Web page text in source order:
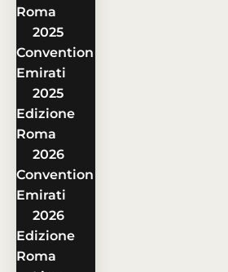
Roma
2025
Convention
Emirati
2025
Edizione
Roma
2026
Convention
Emirati
2026
Edizione
Roma